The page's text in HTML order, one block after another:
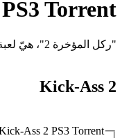
Torrent
"ركل المؤخرة 2"، هيّ لعبة فيديو من نوع أكشن، مُضاربة.
Kick-Ass 2
Ass 2 PS3 Torrent